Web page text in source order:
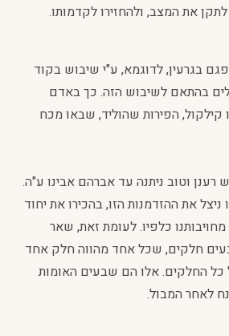
את המצב, ולהחזירו לקדמותו.
בגרעין, לדוגמא, ע"י שיבוש בקוד
בהתאם לשיבוש הזה. כך באדם
קילקול, הפירות שהוליד, שבאו מכח
רענן וטוב ניתנה עד אברהם אבינו ע"ה.
את ההזדמנות הזו, בהכירו את יחוד
כלפיו. לעומת זאת, שאר
חלקים, שכל אחד מהווה חלק אחד
כל החלקים. אלו הם שבעים האומות
לאחר המבול.